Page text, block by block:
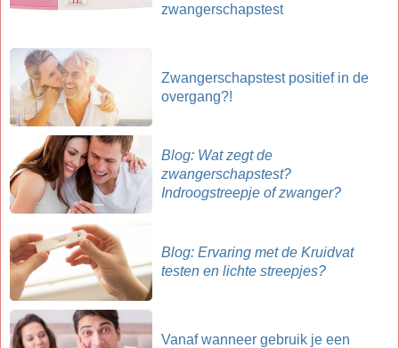
zwangerschapstest
Zwangerschapstest positief in de
overgang?!
Blog: Wat zegt de
zwangerschapstest?
Indroogstreepje of zwanger?
Blog: Ervaring met de Kruidvat
testen en lichte streepjes?
Vanaf wanneer gebruik je een